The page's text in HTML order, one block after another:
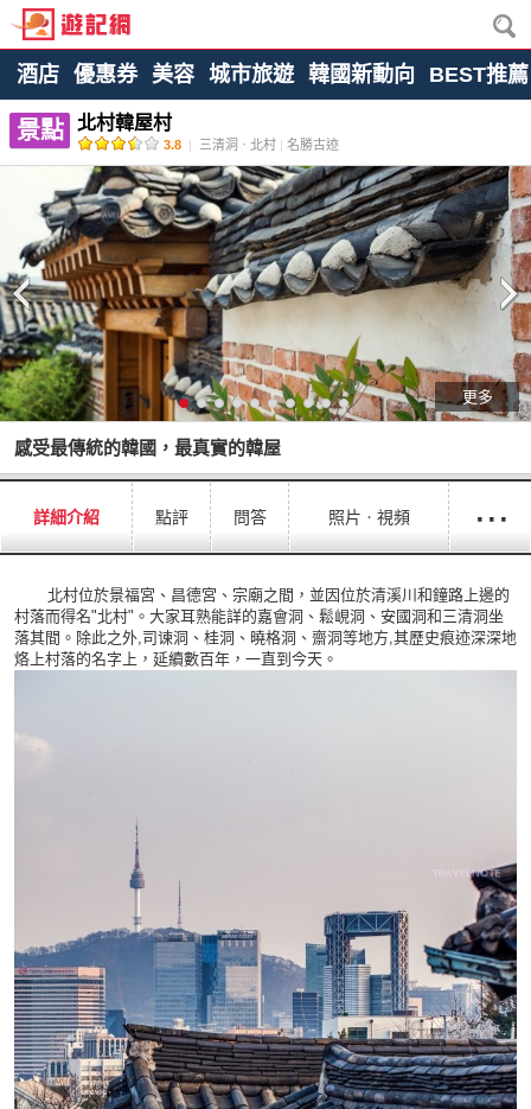
酒店 優惠券 美容 城市旅遊 韓國新動向 BEST推薦
景點 北村韓屋村
3.8 | 三清洞ㆍ北村 | 名勝古迹
更多
感受最傳統的韓國，最真實的韓屋
詳細介紹 點評 問答 照片ㆍ視頻 ···
北村位於景福宮、昌德宮、宗廟之間，並因位於清溪川和鐘路上邊的
村落而得名"北村"。大家耳熟能詳的嘉會洞、鬆峴洞、安國洞和三清洞坐
落其間。除此之外,司谏洞、桂洞、曉格洞、齋洞等地方,其歷史痕迹深深地
烙上村落的名字上，延續數百年，一直到今天。